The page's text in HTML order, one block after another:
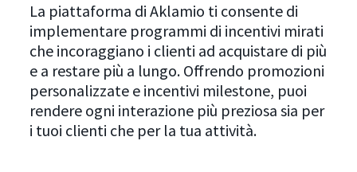
La piattaforma di Aklamio ti consente di
implementare programmi di incentivi mirati
che incoraggiano i clienti ad acquistare di più
e a restare più a lungo. Offrendo promozioni
personalizzate e incentivi milestone, puoi
rendere ogni interazione più preziosa sia per
i tuoi clienti che per la tua attività.